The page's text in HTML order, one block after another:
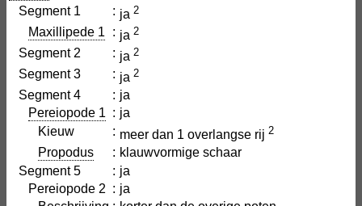
Segment 1
: ja 2
Maxillipede 1 : ja 2
Segment 2 : ja 2
Segment 3 : ja 2
Segment 4 : ja
Pereiopode 1 : ja
Kieuw
: meer dan 1 overlangse rij 2
Propodus : klauwvormige schaar
Segment 5
: ja
Pereiopode 2 : ja